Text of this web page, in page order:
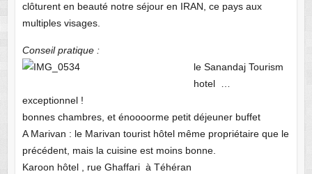
clôturent en beauté notre séjour en IRAN, ce pays aux
multiples visages.
Conseil pratique :
le Sanandaj Tourism
hotel …
exceptionnel !
bonnes chambres, et énoooorme petit déjeuner buffet
A Marivan : le Marivan tourist hôtel même propriétaire que le
précédent, mais la cuisine est moins bonne.
Karoon hôtel , rue Ghaffari à Téhéran